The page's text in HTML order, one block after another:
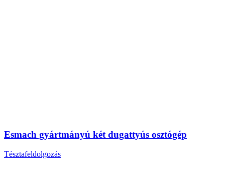
Esmach gyártmányú két dugattyús osztógép
Tésztafeldolgozás